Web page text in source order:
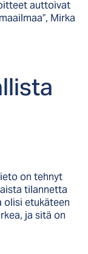
auttoivat
Mirka
on tehnyt
tilannetta
olisi etukäteen
ja sitä on